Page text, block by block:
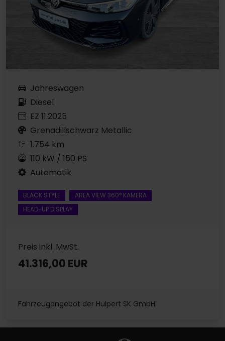
Jahreswagen
Diesel
EZ 11.2025
Grenadillschwarz Metallic
1.754 km
110 kW / 150 PS
Automatik
BLACK STYLE
AREA VIEW 360° KAMERA
HEAD-UP DISPLAY
Preis inkl. MwSt.
41.316,00 EUR
Fahrzeugangebot der Hülpert SK GmbH